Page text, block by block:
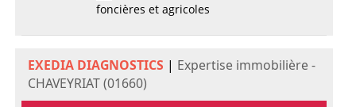
foncières et agricoles
EXEDIA DIAGNOSTICS | Expertise immobilière -
CHAVEYRIAT (01660)